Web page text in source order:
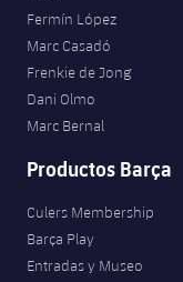
Fermín López
Marc Casadó
Frenkie de Jong
Dani Olmo
Marc Bernal
Productos Barça
Culers Membership
Barça Play
Entradas y Museo